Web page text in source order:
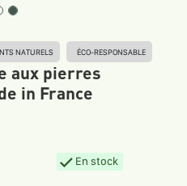
NATURELS ÉCO-RESPONSABLE
aux pierres
in France
En stock